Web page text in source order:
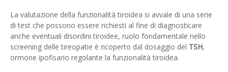
La valutazione della funzionalità tiroidea si avvale di una serie
di test che possono essere richiesti al fine di diagnosticare
anche eventuali disordini tiroidee, ruolo fondamentale nello
screening delle tireopatie è ricoperto dal dosaggio del TSH,
ormone ipofisario regolante la funzionalità tiroidea.